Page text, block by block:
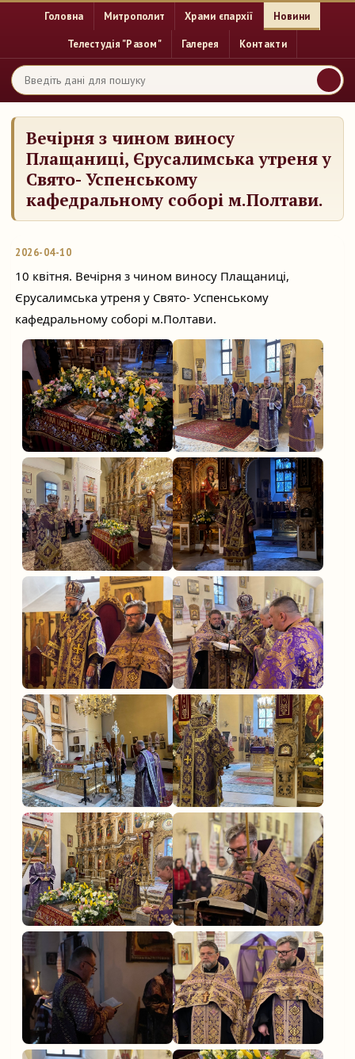
Головна Митрополит Храми єпархії Новини
Телестудія "Разом" Галерея Контакти
Вечірня з чином виносу
Плащаниці, Єрусалимська утреня у
Свято- Успенському
кафедральному соборі м.Полтави.
2026-04-10
10 квітня. Вечірня з чином виносу Плащаниці,
Єрусалимська утреня у Свято- Успенському
кафедральному соборі м.Полтави.